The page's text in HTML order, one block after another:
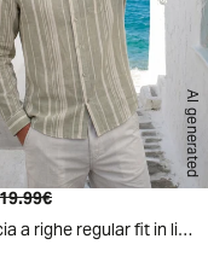
AI generated
attuale
Prezzo originale
19.99€
Camicia a righe regular fit in lino cotone - Verde